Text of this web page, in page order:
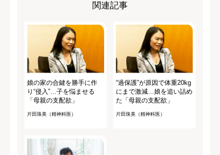
関連記事
娘の家の合鍵を勝手に作
り“侵入”…子を悩ませる
「母親の支配欲」
片田珠美（精神科医）
“過保護”が原因で体重20kg
にまで激減…娘を追い詰め
た「母親の支配欲」
片田珠美（精神科医）